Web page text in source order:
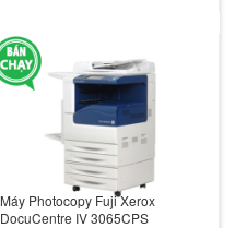
Máy Photocopy Fuji Xerox
DocuCentre IV 3065CPS